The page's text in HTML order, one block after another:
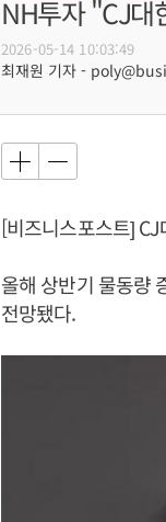
NH투자 "CJ대
2026-05-14 10:03:49
최재원 기자 -
[비즈니스포스트]
올해 상반기 물동량
전망됐다.